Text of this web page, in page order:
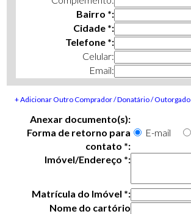
Bairro *:
Cidade *:
Telefone *:
Celular:
Email:
+ Adicionar Outro Comprador / Donatário / Outorgado
Anexar documento(s):
Forma de retorno para
contato *:
E-mail
Imóvel/Endereço *:
Matrícula do Imóvel *:
Nome do cartório